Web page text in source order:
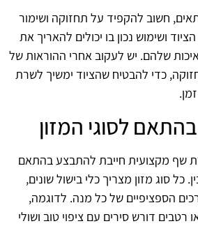
חשוב להקפיד על תחזוקה ושימור
ושימוש נכון בו יכולים להאריך את
שלהם. יש לעקוב אחרי ההוראות של
כדי להבטיח שהציוד ימשיך לשרת
לסוגי המזון
שף מקצועית חייבת להתבצע בהתאם
כל סוג מזון מצריך כלי בישול שונים,
הספציפיים של כל מנה. לדוגמה,
רטבים דורש סירים עם ציפוי טוב ושולי